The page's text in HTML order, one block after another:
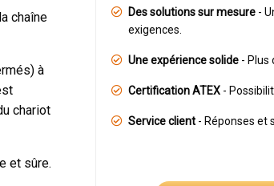
chaîne
à
chariot
et sûre.
Des solutions sur mesure-
exigences.
Une expérience solide- Plus
Certification ATEX-
Service client- Réponses et